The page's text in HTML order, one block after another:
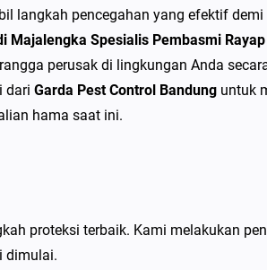
langkah pencegahan yang efektif
Majalengka Spesialis Pembasmi
perusak di lingkungan Anda
dari Garda Pest Control Bandung untuk
hama saat ini.
proteksi terbaik. Kami melakukan
dimulai.